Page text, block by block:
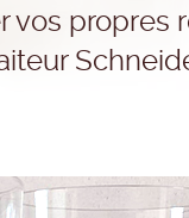
vos propres